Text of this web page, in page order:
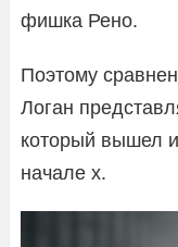
фишка Рено.
Поэтому
Логан
который вышел
начале х.